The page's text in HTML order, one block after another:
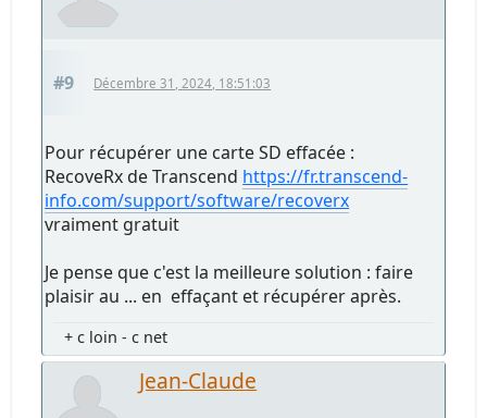
#9 Décembre 31, 2024, 18:51:03
Pour récupérer une carte SD effacée :
RecoveRx de Transcend https://fr.transcend-
info.com/support/software/recoverx
vraiment gratuit
Je pense que c'est la meilleure solution : faire
plaisir au ... en effaçant et récupérer après.
+ c loin - c net
Jean-Claude